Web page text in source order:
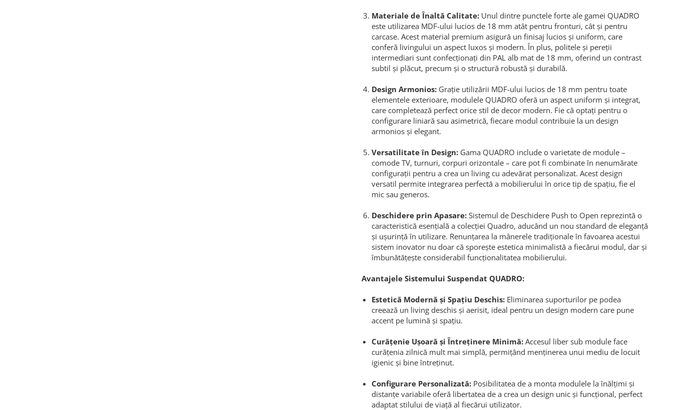
Materiale de Înaltă Calitate: Unul dintre punctele forte ale gamei QUADRO
este utilizarea MDF-ului lucios de 18 mm atât pentru fronturi, cât și pentru
carcase. Acest material premium asigură un finisaj lucios și uniform, care
conferă livingului un aspect luxos și modern. În plus, politele și pereții
intermediari sunt confecționați din PAL alb mat de 18 mm, oferind un contrast
subtil și plăcut, precum și o structură robustă și durabilă.
Design Armonios: Grație utilizării MDF-ului lucios de 18 mm pentru toate
elementele exterioare, modulele QUADRO oferă un aspect uniform și integrat,
care completează perfect orice stil de decor modern. Fie că optați pentru o
configurare liniară sau asimetrică, fiecare modul contribuie la un design
armonios și elegant.
Versatilitate în Design: Gama QUADRO include o varietate de module –
comode TV, turnuri, corpuri orizontale – care pot fi combinate în nenumărate
configurații pentru a crea un living cu adevărat personalizat. Acest design
versatil permite integrarea perfectă a mobilierului în orice tip de spațiu, fie el
mic sau generos.
Deschidere prin Apasare: Sistemul de Deschidere Push to Open reprezintă o
caracteristică esențială a colecției Quadro, aducând un nou standard de eleganță
și ușurință în utilizare. Renunțarea la mânerele tradiționale în favoarea acestui
sistem inovator nu doar că sporește estetica minimalistă a fiecărui modul, dar și
îmbunătățește considerabil funcționalitatea mobilierului.
Avantajele Sistemului Suspendat QUADRO:
Estetică Modernă și Spațiu Deschis: Eliminarea suporturilor pe podea
creează un living deschis și aerisit, ideal pentru un design modern care pune
accent pe lumină și spațiu.
Curățenie Ușoară și Întreținere Minimă: Accesul liber sub module face
curățenia zilnică mult mai simplă, permițând menținerea unui mediu de locuit
igienic și bine întreținut.
Configurare Personalizată: Posibilitatea de a monta modulele la înălțimi și
distanțe variabile oferă libertatea de a crea un design unic și funcțional, perfect
adaptat stilului de viață al fiecărui utilizator.